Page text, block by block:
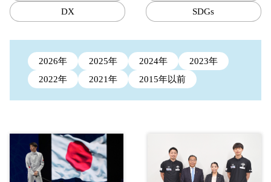
DX SDGs
2026年 2025年 2024年
2023年
2022年
2021年 2015年以前